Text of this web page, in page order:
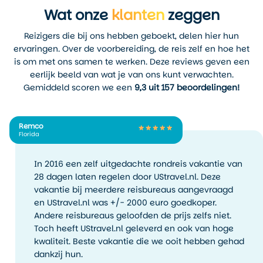
Wat onzeklantenzeggen
Reizigers die bij ons hebben geboekt, delen hier hun
ervaringen. Over de voorbereiding, de reis zelf en hoe het
is om met ons samen te werken. Deze reviews geven een
eerlijk beeld van wat je van ons kunt verwachten.
Gemiddeld scoren we een 9,3 uit 157 beoordelingen!
Remco
Florida
In 2016 een zelf uitgedachte rondreis vakantie van
28 dagen laten regelen door UStravel.nl. Deze
vakantie bij meerdere reisbureaus aangevraagd
en UStravel.nl was +/- 2000 euro goedkoper.
Andere reisbureaus geloofden de prijs zelfs niet.
Toch heeft UStravel.nl geleverd en ook van hoge
kwaliteit. Beste vakantie die we ooit hebben gehad
dankzij hun.